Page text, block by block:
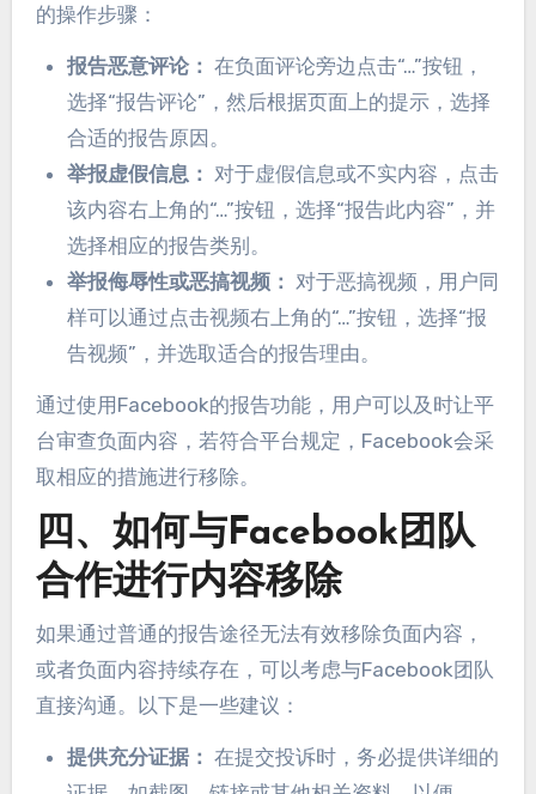
的操作步骤：
报告恶意评论： 在负面评论旁边点击“…”按钮，
选择“报告评论”，然后根据页面上的提示，选择
合适的报告原因。
举报虚假信息： 对于虚假信息或不实内容，点击
该内容右上角的“…”按钮，选择“报告此内容”，并
选择相应的报告类别。
举报侮辱性或恶搞视频： 对于恶搞视频，用户同
样可以通过点击视频右上角的“…”按钮，选择“报
告视频”，并选取适合的报告理由。
通过使用Facebook的报告功能，用户可以及时让平
台审查负面内容，若符合平台规定，Facebook会采
取相应的措施进行移除。
四、如何与Facebook团队
合作进行内容移除
如果通过普通的报告途径无法有效移除负面内容，
或者负面内容持续存在，可以考虑与Facebook团队
直接沟通。以下是一些建议：
提供充分证据： 在提交投诉时，务必提供详细的